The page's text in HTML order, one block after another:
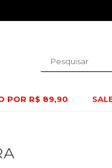
POR R$ 89,90